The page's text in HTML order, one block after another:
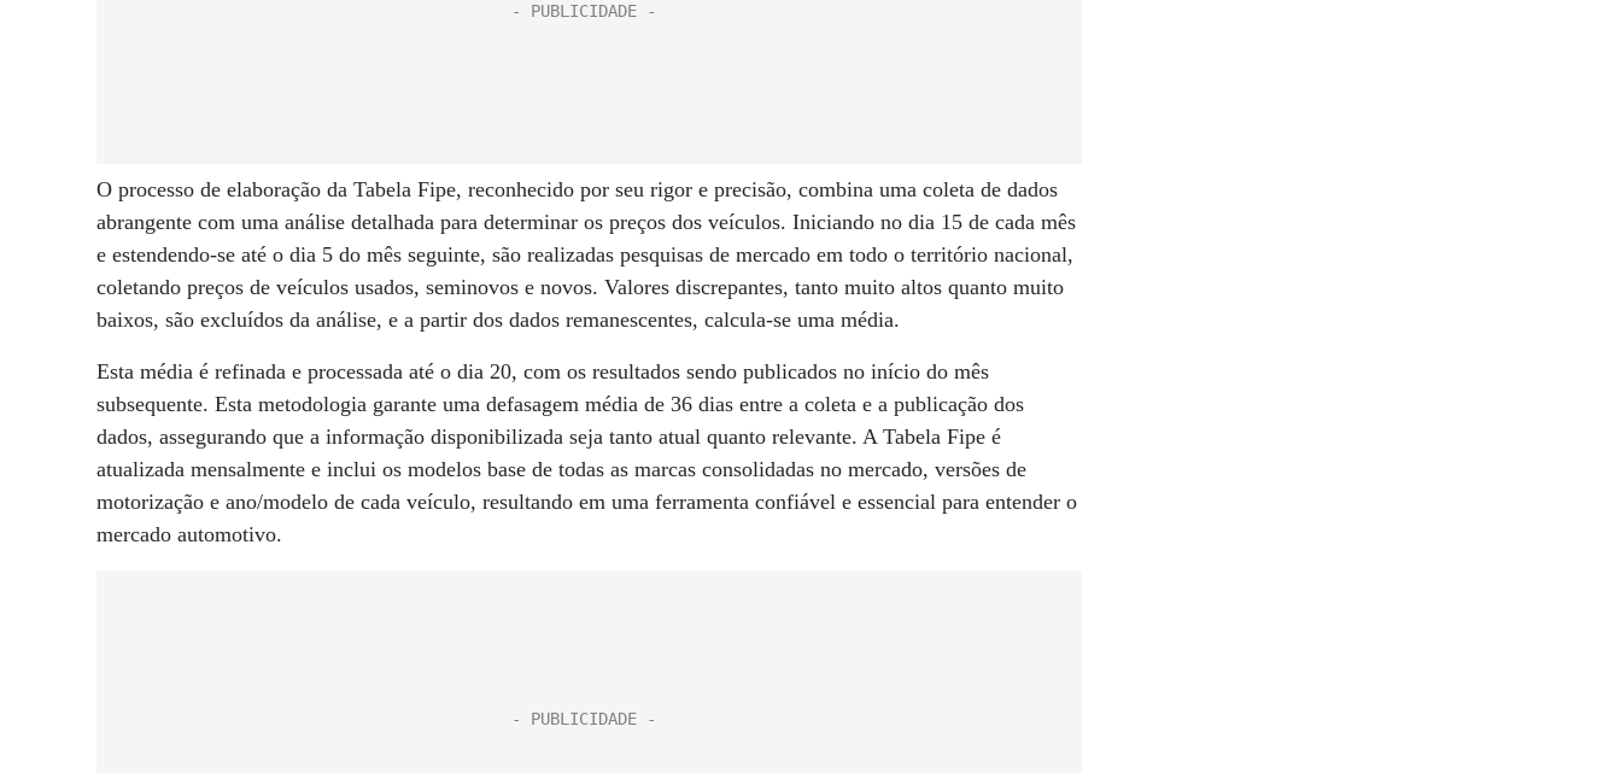
O processo de elaboração da Tabela Fipe, reconhecido por seu rigor e precisão, combina uma coleta de dados
abrangente com uma análise detalhada para determinar os preços dos veículos. Iniciando no dia 15 de cada mês
e estendendo-se até o dia 5 do mês seguinte, são realizadas pesquisas de mercado em todo o território nacional,
coletando preços de veículos usados, seminovos e novos. Valores discrepantes, tanto muito altos quanto muito
baixos, são excluídos da análise, e a partir dos dados remanescentes, calcula-se uma média.
Esta média é refinada e processada até o dia 20, com os resultados sendo publicados no início do mês
subsequente. Esta metodologia garante uma defasagem média de 36 dias entre a coleta e a publicação dos
dados, assegurando que a informação disponibilizada seja tanto atual quanto relevante. A Tabela Fipe é
atualizada mensalmente e inclui os modelos base de todas as marcas consolidadas no mercado, versões de
motorização e ano/modelo de cada veículo, resultando em uma ferramenta confiável e essencial para entender o
mercado automotivo.